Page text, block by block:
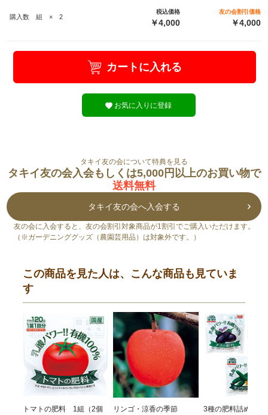
購入数 組 × 2
税込価格
￥4,000
友の会割引価格
￥4,000
カートに入れる
お気に入りに登録
タキイ友の会について特典を見る
タキイ友の会入会もしくは5,000円以上のお買い物で
送料無料
タキイ友の会へ入会する
友の会に入会すると、友の会割引対象商品が1割引でご購入いただけます。
（※ガーデニンググッズ（農園芸用品）は対象外です。）
この商品を見た人は、こんな商品も見ていま
す
トマトの肥料 1組（2個
リンゴ・涼香の季節
3種の肥料詰め合